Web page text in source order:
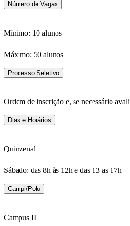
Número de Vagas
Mínimo: 10 alunos
Máximo: 50 alunos
Processo Seletivo
Ordem de inscrição e, se necessário
Dias e Horários
Quinzenal
Sábado: das 8h às 12h e das 13 as 17h
Campi/Polo
Campus II